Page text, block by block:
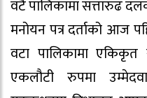
वटै पालिकामा सत्तारुढ
मनोयन पत्र दर्ताको आज
वटा पालिकामा एकिकृत
एकलौटी रुपमा